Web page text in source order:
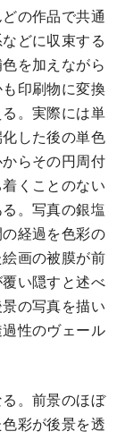
の作品で共通
どに収束する
を加えながら
印刷物に変換
。実際には単
した後の単色
らその円周付
くことのない
。写真の銀塩
経過を色彩の
画の被膜が前
い隠すと述べ
の写真を描い
性のヴェール
。前景のほぼ
彩が後景を透